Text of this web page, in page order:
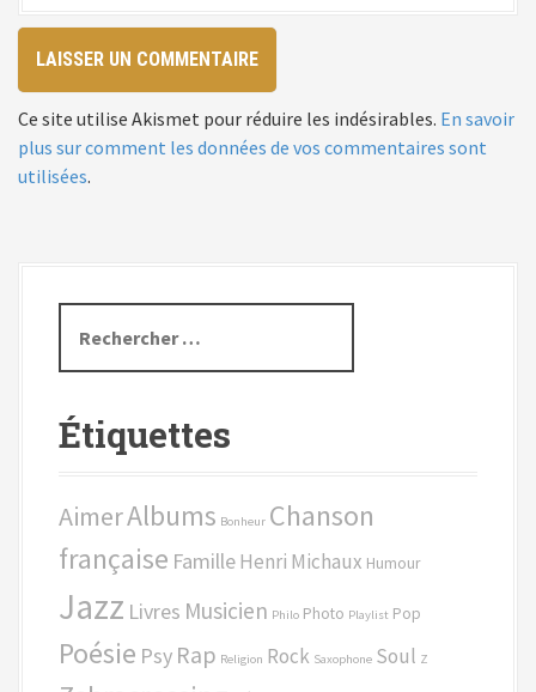
l
e
Ce site utilise Akismet pour réduire les indésirables. En savoir
plus sur comment les données de vos commentaires sont
utilisées.
c
e
h
e
p
r
Étiquettes
AimerAlbums Bonheur Chanson
française FamilleHenri Michaux Humour
Jazz Livres Musicien Philo Photo Playlist Pop
Poésie Psy Rap Religion Rock Saxophone Soul Z